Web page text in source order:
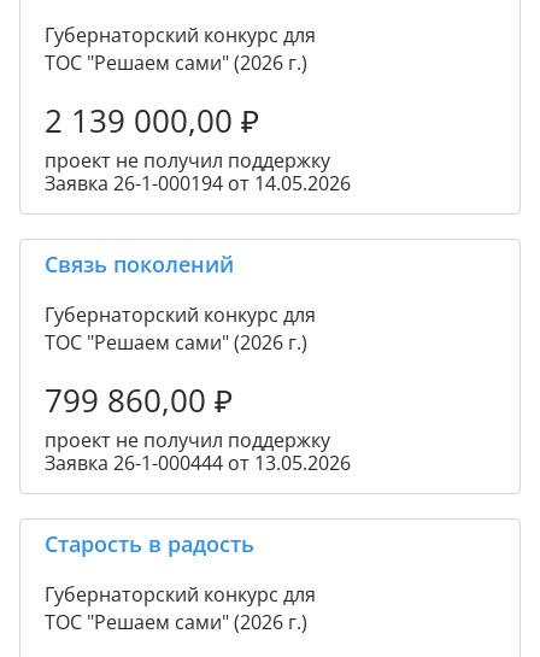
Губернаторский конкурс для
ТОС "Решаем сами" (2026 г.)
2 139 000,00 ₽
проект не получил поддержку
Заявка 26-1-000194 от 14.05.2026
Связь поколений
Губернаторский конкурс для
ТОС "Решаем сами" (2026 г.)
799 860,00 ₽
проект не получил поддержку
Заявка 26-1-000444 от 13.05.2026
Старость в радость
Губернаторский конкурс для
ТОС "Решаем сами" (2026 г.)